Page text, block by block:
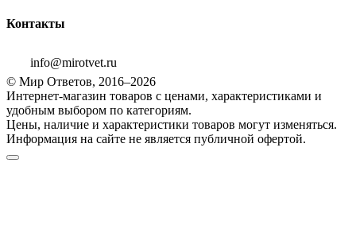
Контакты
info@mirotvet.ru
© Мир Ответов, 2016–2026
Интернет-магазин товаров с ценами, характеристиками и
удобным выбором по категориям.
Цены, наличие и характеристики товаров могут изменяться.
Информация на сайте не является публичной офертой.